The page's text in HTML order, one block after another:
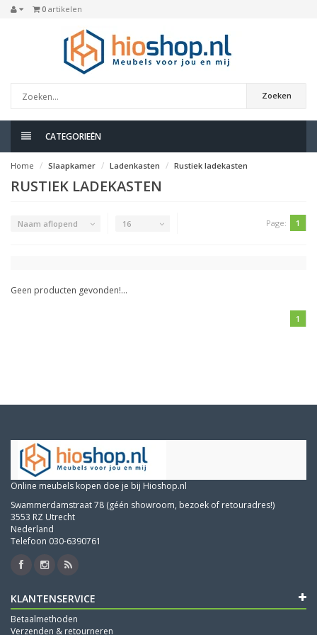
0 artikelen
Zoeken
CATEGORIEËN
Home Slaapkamer Ladenkasten Rustiek ladekasten
RUSTIEK LADEKASTEN
Naam aflopend 16 Page: 1
Geen producten gevonden!...
1
Online meubels kopen doe je bij Hioshop.nl
Swammerdamstraat 78 (géén showroom, bezoek of retouradres!)
3553 RZ Utrecht
Nederland
Telefoon 030-6390761
KLANTENSERVICE
Betaalmethoden
Verzenden & retourneren